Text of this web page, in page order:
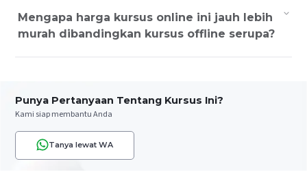
Mengapa harga kursus online ini jauh lebih
murah dibandingkan kursus offline serupa?
Punya Pertanyaan Tentang Kursus Ini?
Kami siap membantu Anda
Tanya lewat WA